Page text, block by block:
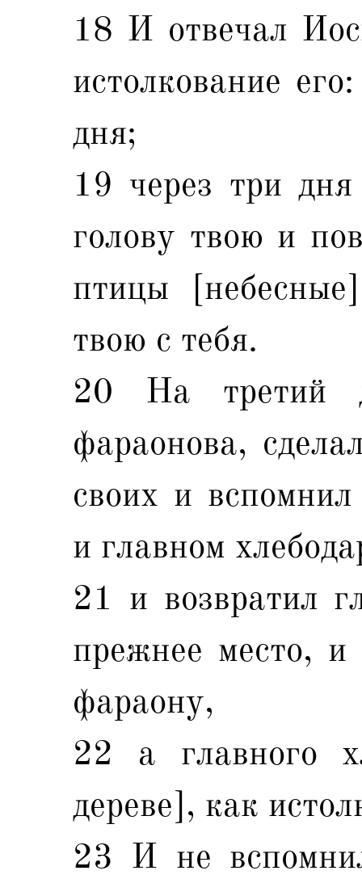
18 И отвечал
истолкование
дня;
19 через три
голову твою и
птицы
твою с тебя.
20 На третий
фараонова,
своих и
и главном
21 и возвратил
прежнее место,
фараону,
22 а главного
дереве], как
23 И не